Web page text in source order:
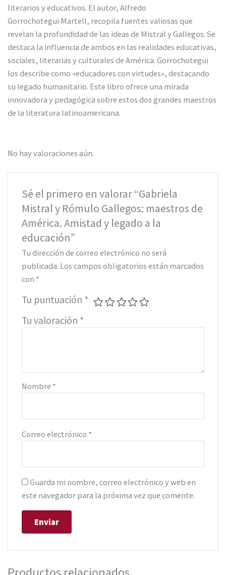
literarios y educativos. El autor, Alfredo
Gorrochotegui Martell, recopila fuentes valiosas que
revelan la profundidad de las ideas de Mistral y Gallegos. Se
destaca la influencia de ambos en las realidades educativas,
sociales, literarias y culturales de América. Gorrochotegui
los describe como «educadores con virtudes», destacando
su legado humanitario. Este libro ofrece una mirada
innovadora y pedagógica sobre estos dos grandes maestros
de la literatura latinoamericana.
No hay valoraciones aún.
Sé el primero en valorar “Gabriela
Mistral y Rómulo Gallegos: maestros de
América. Amistad y legado a la
educación”
Tu dirección de correo electrónico no será
publicada. Los campos obligatorios están marcados
con *
Tu puntuación *
Tu valoración *
Nombre *
Correo electrónico *
Guarda mi nombre, correo electrónico y web en
este navegador para la próxima vez que comente.